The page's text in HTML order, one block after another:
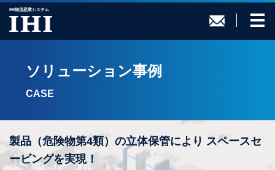
ソリューション事例
CASE
製品（危険物第4類）の立体保管により スペースセ
ービングを実現！
IHI物流産業システム